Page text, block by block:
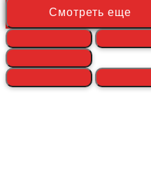
Смотреть еще